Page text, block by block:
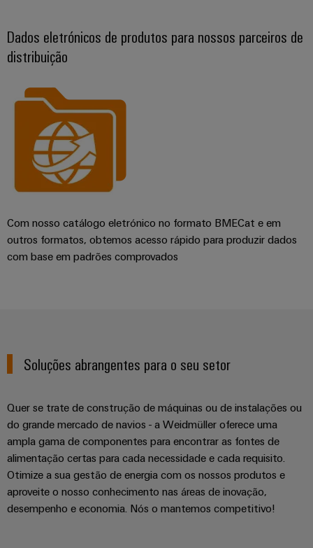
Dados eletrónicos de produtos para nossos parceiros de
distribuição
Com nosso catálogo eletrónico no formato BMECat e em
outros formatos, obtemos acesso rápido para produzir dados
com base em padrões comprovados
Soluções abrangentes para o seu setor
Quer se trate de construção de máquinas ou de instalações ou
do grande mercado de navios - a Weidmüller oferece uma
ampla gama de componentes para encontrar as fontes de
alimentação certas para cada necessidade e cada requisito.
Otimize a sua gestão de energia com os nossos produtos e
aproveite o nosso conhecimento nas áreas de inovação,
desempenho e economia. Nós o mantemos competitivo!